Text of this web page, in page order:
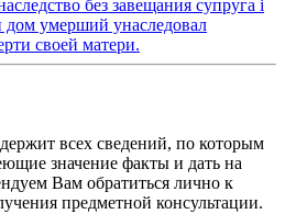
без завещания супруга і
дом умерший унаследовал
своей матери.
всех сведений, по которым
значение факты и дать на
Вам обратиться лично к
предметной консультации.